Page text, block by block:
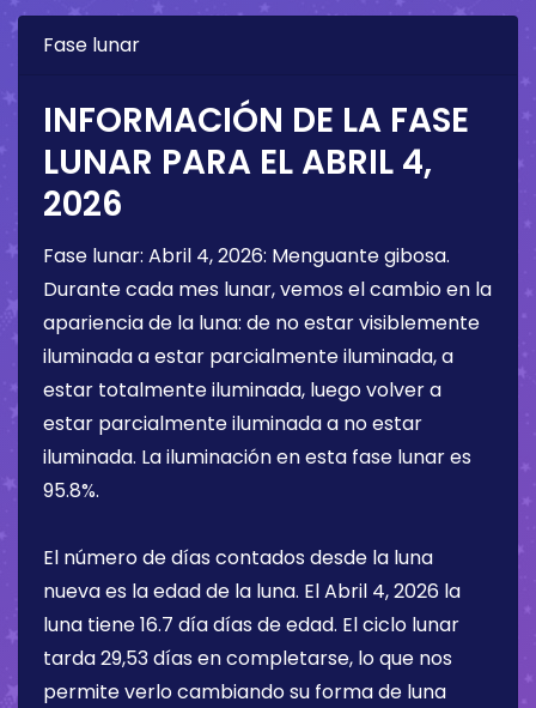
Fase lunar
INFORMACIÓN DE LA FASE
LUNAR PARA EL ABRIL 4,
2026
Fase lunar: Abril 4, 2026: Menguante gibosa.
Durante cada mes lunar, vemos el cambio en la
apariencia de la luna: de no estar visiblemente
iluminada a estar parcialmente iluminada, a
estar totalmente iluminada, luego volver a
estar parcialmente iluminada a no estar
iluminada. La iluminación en esta fase lunar es
95.8%.
El número de días contados desde la luna
nueva es la edad de la luna. ElAbril 4, 2026 la
luna tiene16.7 díadías de edad. El ciclo lunar
tarda 29,53 días en completarse, lo que nos
permite verlo cambiando su forma de luna